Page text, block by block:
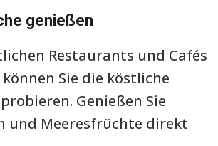
genießen
Restaurants und Cafés
Sie die köstliche
Genießen Sie
und Meeresfrüchte direkt